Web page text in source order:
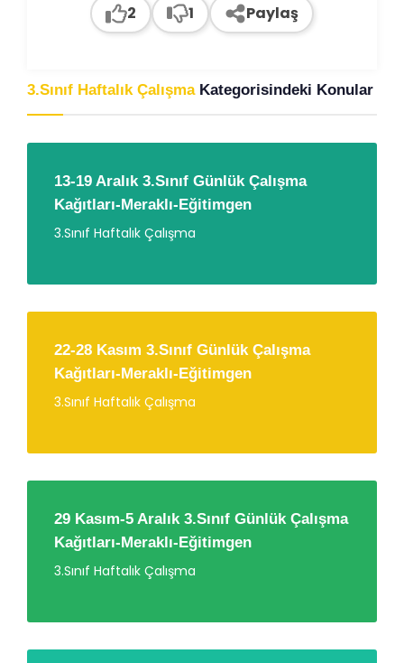
2 1 Paylaş
3.Sınıf Haftalık ÇalışmaKategorisindeki Konular
13-19 Aralık 3.Sınıf Günlük Çalışma
Kağıtları-Meraklı-Eğitimgen
3.Sınıf Haftalık Çalışma
22-28 Kasım 3.Sınıf Günlük Çalışma
Kağıtları-Meraklı-Eğitimgen
3.Sınıf Haftalık Çalışma
29 Kasım-5 Aralık 3.Sınıf Günlük Çalışma
Kağıtları-Meraklı-Eğitimgen
3.Sınıf Haftalık Çalışma